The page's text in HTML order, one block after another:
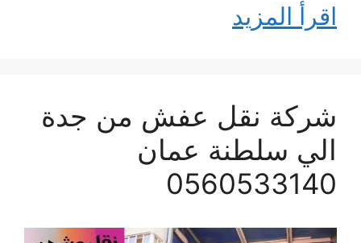
اقرأ المزيد
شركة نقل عفش من جدة
الي سلطنة عمان
0560533140